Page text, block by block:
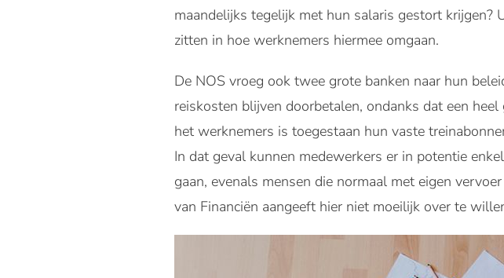
maandelijks tegelijk met hun salaris gestort krijgen?
zitten in hoe werknemers hiermee omgaan.
De NOS vroeg ook twee grote banken naar hun
reiskosten blijven doorbetalen, ondanks dat een
het werknemers is toegestaan hun vaste
In dat geval kunnen medewerkers er in potentie
gaan, evenals mensen die normaal met eigen
van Financiën aangeeft hier niet moeilijk over te